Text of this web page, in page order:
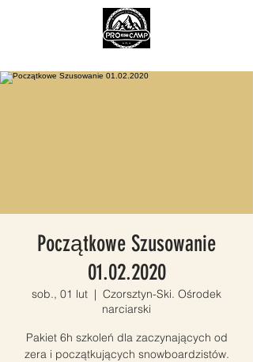
Początkowe Szusowanie
01.02.2020
sob., 01 lut
  |
Czorsztyn-Ski. Ośrodek
narciarski
Pakiet 6h szkoleń dla zaczynających od
zera i początkujących snowboardzistów.